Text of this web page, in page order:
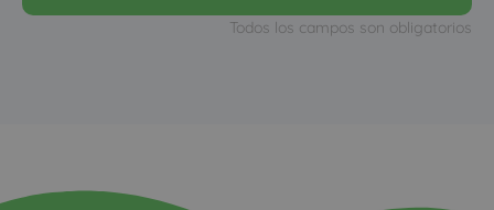
Todos los campos son obligatorios